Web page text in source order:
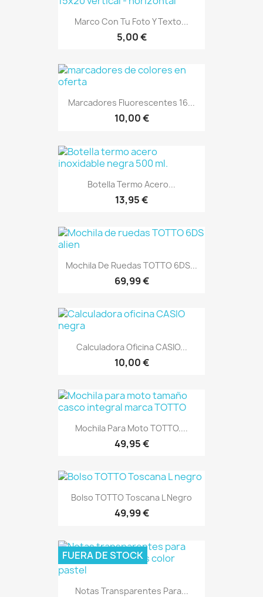
Marco Con Tu Foto Y Texto...
5,00 €
Marcadores Fluorescentes 16...
10,00 €
Botella Termo Acero...
13,95 €
Mochila De Ruedas TOTTO 6DS...
69,99 €
Calculadora Oficina CASIO...
10,00 €
Mochila Para Moto TOTTO....
49,95 €
Bolso TOTTO Toscana L Negro
49,99 €
Notas Transparentes Para...
FUERA DE STOCK